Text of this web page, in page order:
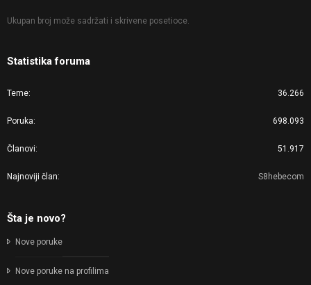
Ukupan broj može sadržati i skrivene posetioce.
Statistika foruma
Teme 36.266
Poruka 698.093
Članovi 51.917
Najnoviji član S8hebecom
Šta je novo?
Nove poruke
Nove poruke na profilima